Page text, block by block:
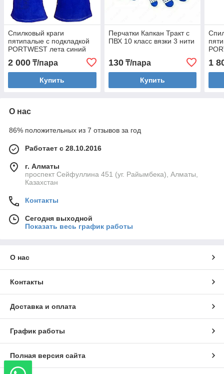
Спилковый краги
пятипалые с подкладкой
PORTWEST лета синий
2 000 ₸/пара
Купить
Перчатки Капкан Тракт с
ПВХ 10 класс вязки 3 нити
130₸/пара
Купить
1
О нас
86% положительных из 7 отзывов за год
Работает с 28.10.2016
г. Алматы
проспект Сейфуллина 451 (уг. Райымбека), Алматы,
Казахстан
Контакты
Сегодня выходной
Показать весь график работы
О нас
Контакты
Доставка и оплата
График работы
Полная версия сайта